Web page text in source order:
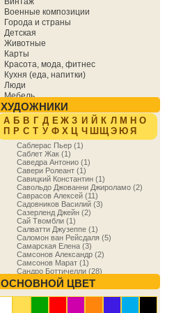
Военные композиции
Города и страны
Детская
Животные
Карты
Красота, мода, фитнес
Кухня (еда, напитки)
Люди
Мебель
Мировая культура
Музыка
Надписи
Образование
Отдых
Охота
Праздники
Природа
Религия и духовность
Спорт
Сфера деятельности
Транспорт
Фракталы
Фэнтези
Цветы
Юмор
ХУДОЖНИКИ
А Б В Г Д Е Ж З И Й К Л М Н О
П Р С Т У Ф Х Ц Ч Ш Щ Э Ю Я
Саблерас Пьер (1)
Саблет Жак (1)
Саведра Антонио (1)
Савери Ролеант (1)
Савицкий Константин (1)
Савольдо Джованни Джироламо (2)
Саврасов Алексей (11)
Садовников Василий (3)
Сазерленд Джейн (2)
Сай Твомбли (1)
Салватти Джузеппе (1)
Саломон ван Рейсдаля (5)
Самарская Елена (3)
Самсонов Александр (2)
Самсонов Марат (1)
Сандро Боттичелли (28)
Санредам Питер Янс (21)
Сансеверио Ларенцо (1)
Сарасени Карло (1)
ОСНОВНОЙ ЦВЕТ